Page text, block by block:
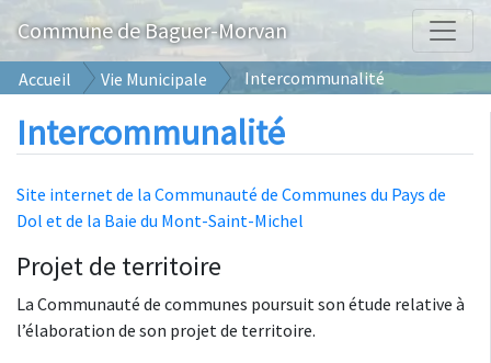
Commune de Baguer-Morvan
Accueil Vie Municipale Intercommunalité
Intercommunalité
Site internet de la Communauté de Communes du Pays de
Dol et de la Baie du Mont-Saint-Michel
Projet de territoire
La Communauté de communes poursuit son étude relative à
l’élaboration de son projet de territoire.